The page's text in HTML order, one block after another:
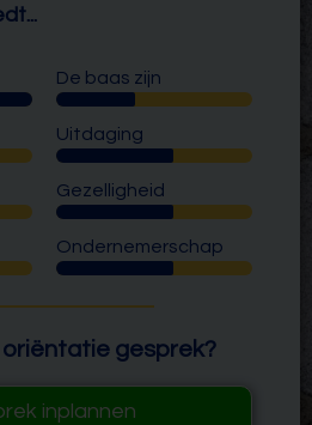
De baas zijn
Uitdaging
Gezelligheid
Ondernemerschap
oriëntatie gesprek?
inplannen